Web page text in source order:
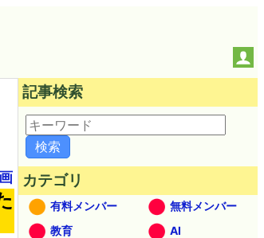
記事検索
カテゴリ
有料メンバー
無料メンバー
教育
AI